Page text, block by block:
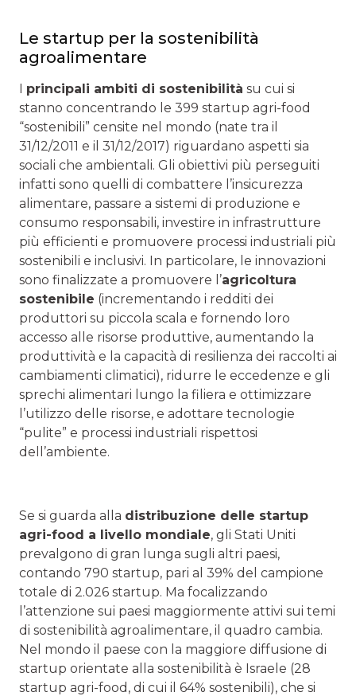
Le startup per la sostenibilità
agroalimentare
I principali ambiti di sostenibilità su cui si
stanno concentrando le 399 startup agri-food
“sostenibili” censite nel mondo (nate tra il
31/12/2011 e il 31/12/2017) riguardano aspetti sia
sociali che ambientali. Gli obiettivi più perseguiti
infatti sono quelli di combattere l’insicurezza
alimentare, passare a sistemi di produzione e
consumo responsabili, investire in infrastrutture
più efficienti e promuovere processi industriali più
sostenibili e inclusivi. In particolare, le innovazioni
sono finalizzate a promuovere l’agricoltura
sostenibile (incrementando i redditi dei
produttori su piccola scala e fornendo loro
accesso alle risorse produttive, aumentando la
produttività e la capacità di resilienza dei raccolti ai
cambiamenti climatici), ridurre le eccedenze e gli
sprechi alimentari lungo la filiera e ottimizzare
l’utilizzo delle risorse, e adottare tecnologie
“pulite” e processi industriali rispettosi
dell’ambiente.
Se si guarda alla distribuzione delle startup
agri-food a livello mondiale, gli Stati Uniti
prevalgono di gran lunga sugli altri paesi,
contando 790 startup, pari al 39% del campione
totale di 2.026 startup. Ma focalizzando
l’attenzione sui paesi maggiormente attivi sui temi
di sostenibilità agroalimentare, il quadro cambia.
Nel mondo il paese con la maggiore diffusione di
startup orientate alla sostenibilità è Israele (28
startup agri-food, di cui il 64% sostenibili), che si